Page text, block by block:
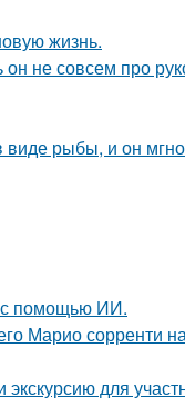
жизнь.
не совсем про
рыбы, и он
с помощью ИИ.
Марио сорренти
для